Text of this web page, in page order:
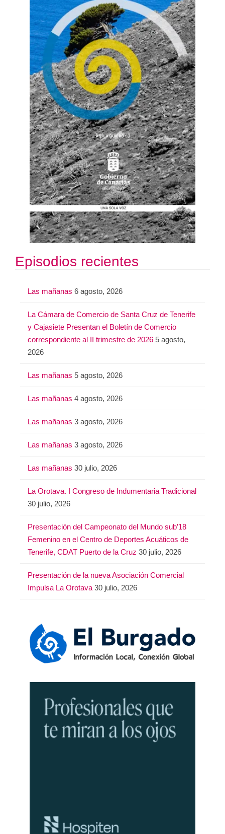
Episodios recientes
Las mañanas 6 agosto, 2026
La Cámara de Comercio de Santa Cruz de Tenerife
y Cajasiete Presentan el Boletín de Comercio
correspondiente al II trimestre de 2026 5 agosto,
2026
Las mañanas 5 agosto, 2026
Las mañanas 4 agosto, 2026
Las mañanas 3 agosto, 2026
Las mañanas 3 agosto, 2026
Las mañanas 30 julio, 2026
La Orotava. I Congreso de Indumentaria Tradicional
30 julio, 2026
Presentación del Campeonato del Mundo sub’18
Femenino en el Centro de Deportes Acuáticos de
Tenerife, CDAT Puerto de la Cruz 30 julio, 2026
Presentación de la nueva Asociación Comercial
Impulsa La Orotava 30 julio, 2026